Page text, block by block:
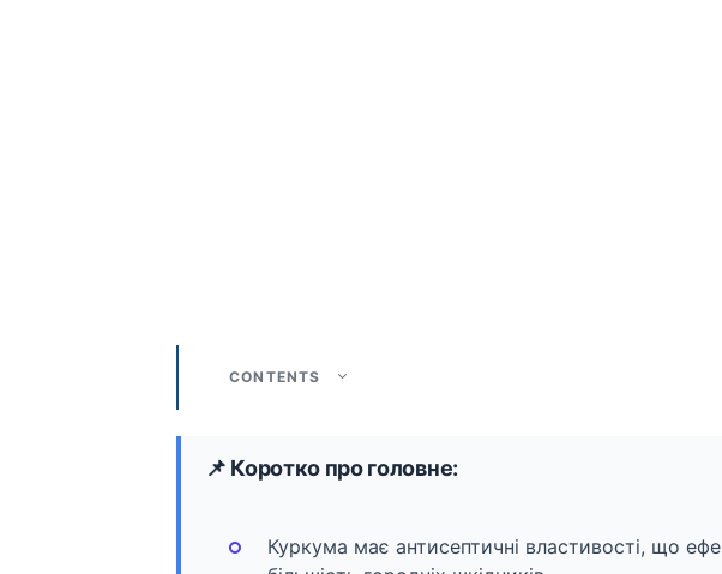
CONTENTS
📌 Коротко про головне:
Куркума має антисептичні властивості, що